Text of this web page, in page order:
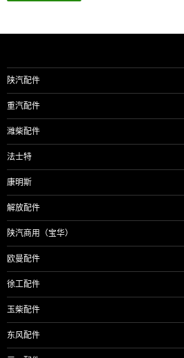
陕汽配件
重汽配件
潍柴配件
法士特
康明斯
解放配件
陕汽商用（宝华）
欧曼配件
徐工配件
玉柴配件
东风配件